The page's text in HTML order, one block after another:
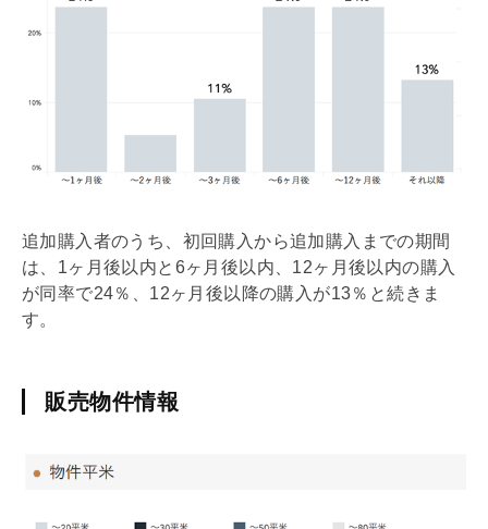
追加購入者のうち、初回購入から追加購入までの期間
は、1ヶ月後以内と6ヶ月後以内、12ヶ月後以内の購入
が同率で24％、12ヶ月後以降の購入が13％と続きま
す。
販売物件情報